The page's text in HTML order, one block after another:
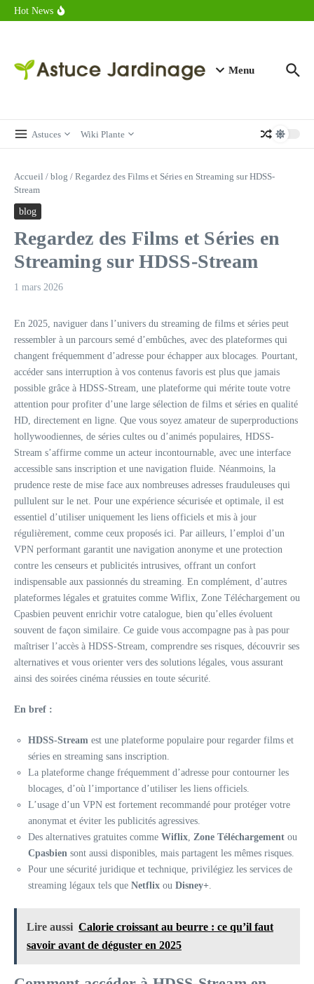
Aller au contenu
Hot News
Combien de calories dans un croque monsieur en 2025 ?
Menu
Astuces Wiki Plante
Accueil / blog / Regardez des Films et Séries en Streaming sur HDSS-
Stream
blog
Regardez des Films et Séries en
Streaming sur HDSS-Stream
1 mars 2026
En 2025, naviguer dans l’univers du streaming de films et séries peut
ressembler à un parcours semé d’embûches, avec des plateformes qui
changent fréquemment d’adresse pour échapper aux blocages. Pourtant,
accéder sans interruption à vos contenus favoris est plus que jamais
possible grâce à HDSS-Stream, une plateforme qui mérite toute votre
attention pour profiter d’une large sélection de films et séries en qualité
HD, directement en ligne. Que vous soyez amateur de superproductions
hollywoodiennes, de séries cultes ou d’animés populaires, HDSS-
Stream s’affirme comme un acteur incontournable, avec une interface
accessible sans inscription et une navigation fluide. Néanmoins, la
prudence reste de mise face aux nombreuses adresses frauduleuses qui
pullulent sur le net. Pour une expérience sécurisée et optimale, il est
essentiel d’utiliser uniquement les liens officiels et mis à jour
régulièrement, comme ceux proposés ici. Par ailleurs, l’emploi d’un
VPN performant garantit une navigation anonyme et une protection
contre les censeurs et publicités intrusives, offrant un confort
indispensable aux passionnés du streaming. En complément, d’autres
plateformes légales et gratuites comme Wiflix, Zone Téléchargement ou
Cpasbien peuvent enrichir votre catalogue, bien qu’elles évoluent
souvent de façon similaire. Ce guide vous accompagne pas à pas pour
maîtriser l’accès à HDSS-Stream, comprendre ses risques, découvrir ses
alternatives et vous orienter vers des solutions légales, vous assurant
ainsi des soirées cinéma réussies en toute sécurité.
En bref :
HDSS-Stream est une plateforme populaire pour regarder films et
séries en streaming sans inscription.
La plateforme change fréquemment d’adresse pour contourner les
blocages, d’où l’importance d’utiliser les liens officiels.
L’usage d’un VPN est fortement recommandé pour protéger votre
anonymat et éviter les publicités agressives.
Des alternatives gratuites comme Wiflix, Zone Téléchargement ou
Cpasbien sont aussi disponibles, mais partagent les mêmes risques.
Pour une sécurité juridique et technique, privilégiez les services de
streaming légaux tels que Netflix ou Disney+.
Lire aussi Calorie croissant au beurre : ce qu’il faut
savoir avant de déguster en 2025